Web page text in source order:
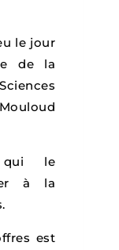
le jour
de la
qui le
à la
est